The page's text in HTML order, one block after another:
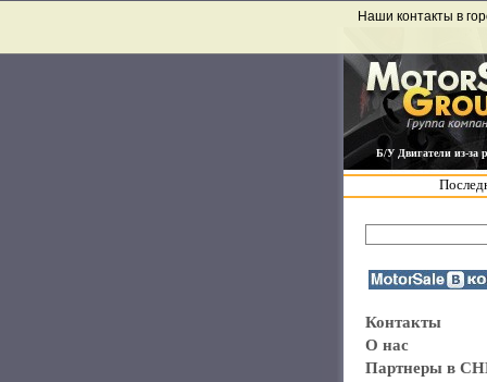
Б/У Двигатели из-за
Наши контакты в
Контакты
О нас
Партнеры в